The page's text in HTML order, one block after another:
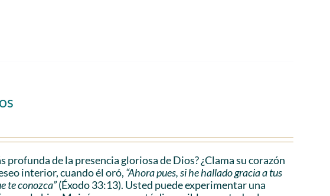
de la presencia gloriosa de Dios? ¿Clama su corazón
interior, cuando él oró, “Ahora pues, si he hallado gracia a tus
te conozca”(Éxodo 33:13). Usted puede experimentar una